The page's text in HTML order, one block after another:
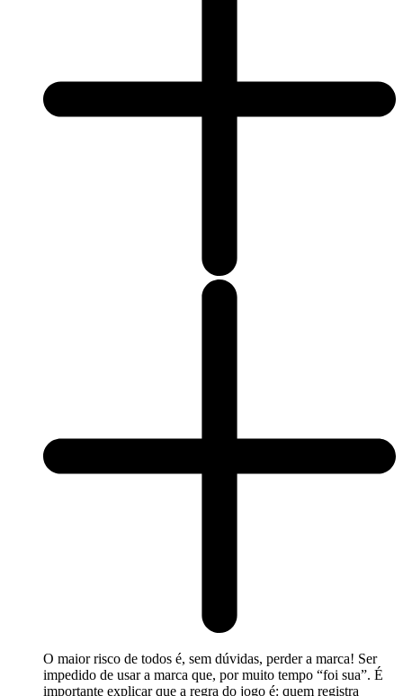
O maior risco de todos é, sem dúvidas, perder a marca! Ser
impedido de usar a marca que, por muito tempo “foi sua”. É
importante explicar que a regra do jogo é: quem registra